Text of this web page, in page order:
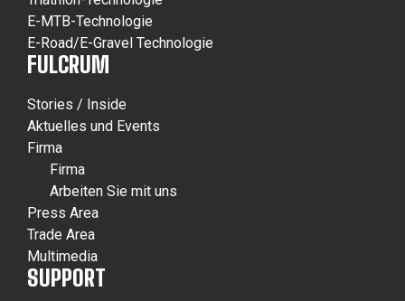
E-MTB-Technologie
E-Road/E-Gravel Technologie
FULCRUM
Stories / Inside
Aktuelles und Events
Firma
Firma
Arbeiten Sie mit uns
Press Area
Trade Area
Multimedia
SUPPORT